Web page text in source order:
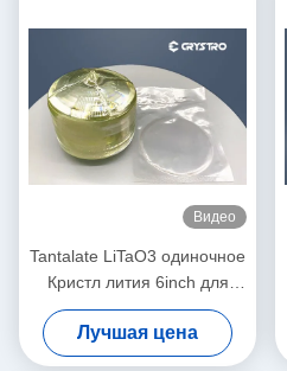
Видео
Tantalate LiTaO3 одиночное
Кристл лития 6inch для
фильтров ПИЛЫ
Лучшая цена